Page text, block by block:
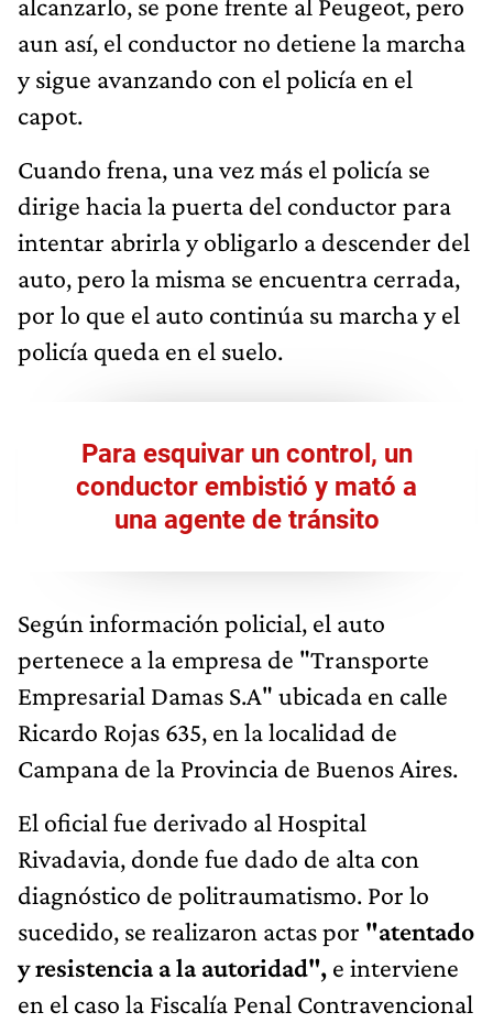
aun así, el conductor no detiene la marcha
y sigue avanzando con el policía en el
capot.
Cuando frena, una vez más el policía se
dirige hacia la puerta del conductor para
intentar abrirla y obligarlo a descender del
auto, pero la misma se encuentra cerrada,
por lo que el auto continúa su marcha y el
policía queda en el suelo.
Para esquivar un control, un
conductor embistió y mató a
una agente de tránsito
Según información policial, el auto
pertenece a la empresa de "Transporte
Empresarial Damas S.A" ubicada en calle
Ricardo Rojas 635, en la localidad de
Campana de la Provincia de Buenos Aires.
El oficial fue derivado al Hospital
Rivadavia, donde fue dado de alta con
diagnóstico de politraumatismo. Por lo
sucedido, se realizaron actas por "atentado
y resistencia a la autoridad", e interviene
en el caso la Fiscalía Penal Contravencional